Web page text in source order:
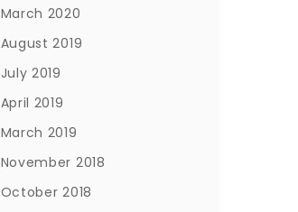
March 2020
August 2019
July 2019
April 2019
March 2019
November 2018
October 2018